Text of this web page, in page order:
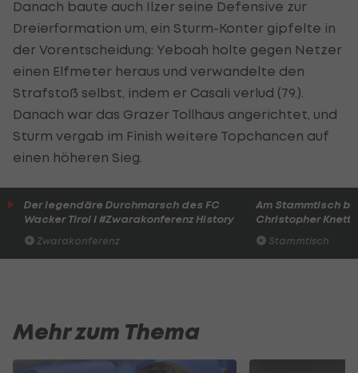
Danach baute auch Ilzer seine Defensive zur
Dreierformation um, ein Sturm-Konter gipfelte in
der Vorentscheidung: Yeboah holte gegen Netzer
einen Elfmeter heraus und verwandelte den
Strafstoß selbst, indem er Casali verlud (79.).
Danach war das Grazer Tollhaus angerichtet, und
Sturm vergab im Finish weitere Topchancen auf
einen höheren Sieg.
Der legendäre Durchmarsch des FC
Wacker Tirol I #Zwarakonferenz History
Zwarakonferenz
Am Stammtisch
Christopher Knett
Stammtisch
Mehr zum Thema